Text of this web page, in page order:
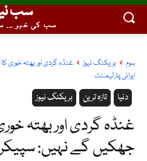
سب
سب کی خبر ...
ہوم بریکنگ نیوز
غنڈہ گردی اور بھتہ خوری
ایرانی پارلیمنٹ
بریکنگ نیوز تازہ ترین دنیا
غنڈہ گردی اور بھتہ
جھکیں گے نہیں: سپیکر